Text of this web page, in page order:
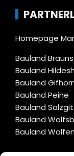
Homepage
Bauland
Bauland
Bauland
Bauland Peine
Bauland
Bauland
Bauland